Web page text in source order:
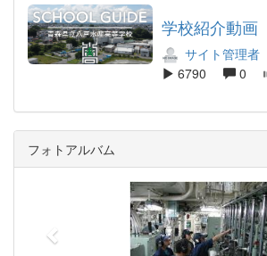
学校紹介動画
サイト管理者
6790
0
フォトアルバム
e